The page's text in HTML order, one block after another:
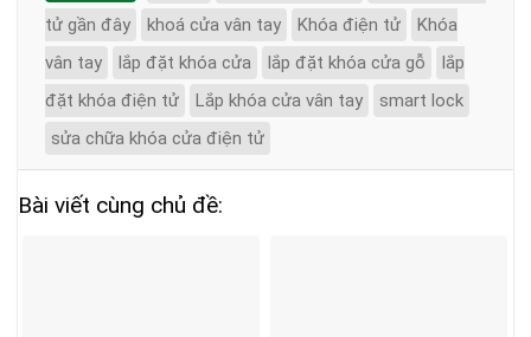
tử gần đây
khoá cửa vân tay Khóa điện tử
Khóa
vân tay
lắp đặt khóa cửa lắp đặt khóa cửa gỗ
lắp
đặt khóa điện tử
Lắp khóa cửa vân tay
smart lock
sửa chữa khóa cửa điện tử
Bài viết cùng chủ đề: